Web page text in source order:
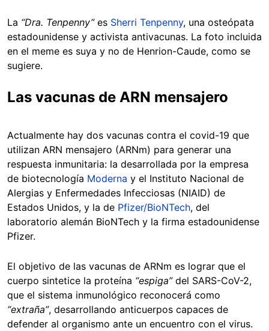
La “Dra. Tenpenny” es Sherri Tenpenny, una osteópata
estadounidense y activista antivacunas. La foto incluida
en el meme es suya y no de Henrion-Caude, como se
sugiere.
Las vacunas de ARN mensajero
Actualmente hay dos vacunas contra el covid-19 que
utilizan ARN mensajero (ARNm) para generar una
respuesta inmunitaria: la desarrollada por la empresa
de biotecnología Moderna y el Instituto Nacional de
Alergias y Enfermedades Infecciosas (NIAID) de
Estados Unidos, y la de Pfizer/BioNTech, del
laboratorio alemán BioNTech y la firma estadounidense
Pfizer.
El objetivo de las vacunas de ARNm es lograr que el
cuerpo sintetice la proteína “espiga” del SARS-CoV-2,
que el sistema inmunológico reconocerá como
“extraña”, desarrollando anticuerpos capaces de
defender al organismo ante un encuentro con el virus.